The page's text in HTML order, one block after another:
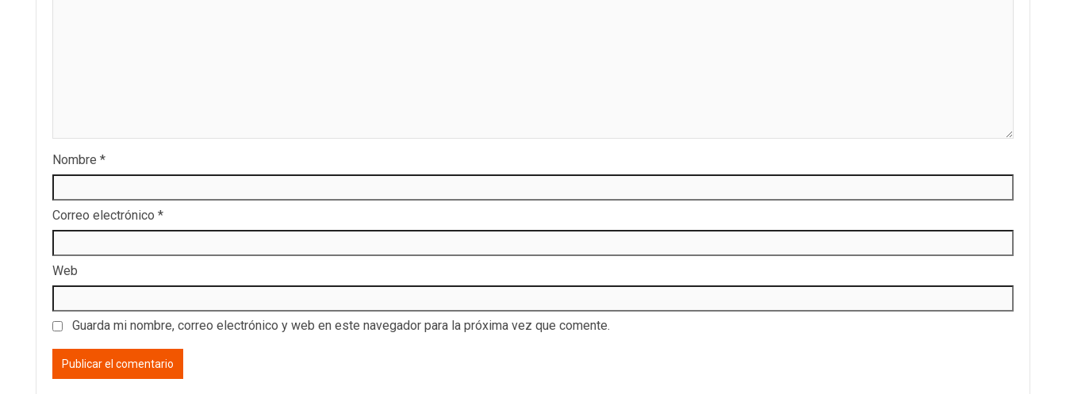
Nombre *
Correo electrónico *
Web
Guarda mi nombre, correo electrónico y web en este navegador para la próxima vez que comente.